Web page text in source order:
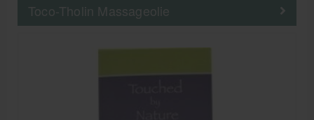
Toco-Tholin Massageolie